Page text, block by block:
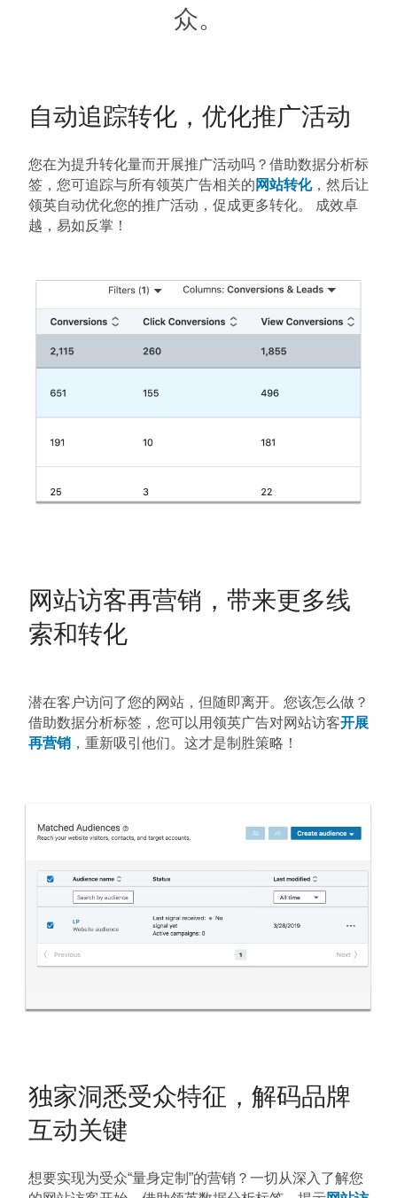
众。
自动追踪转化，优化推广活动
您在为提升转化量而开展推广活动吗？借助数据分析标
签，您可追踪与所有领英广告相关的 网站转化，然后让
领英自动优化您的推广活动，促成更多转化。 成效卓
越，易如反掌！
网站访客再营销，带来更多线
索和转化
潜在客户访问了您的网站，但随即离开。您该怎么做？
借助数据分析标签，您可以用领英广告对网站访客开展
再营销 ，重新吸引他们。这才是制胜策略！
独家洞悉受众特征，解码品牌
互动关键
想要实现为受众“量身定制”的营销？一切从深入了解您